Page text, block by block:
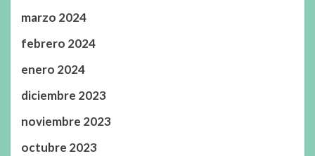
marzo 2024
febrero 2024
enero 2024
diciembre 2023
noviembre 2023
octubre 2023